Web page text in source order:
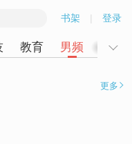
书架 | 登录
教育 男频 女频
更多